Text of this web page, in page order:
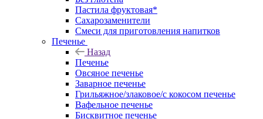
Пастила фруктовая*
Сахарозаменители
Смеси для приготовления напитков
Печенье
Назад
Печенье
Овсяное печенье
Заварное печенье
Грильяжное/злаковое/с кокосом печенье
Вафельное печенье
Бисквитное печенье